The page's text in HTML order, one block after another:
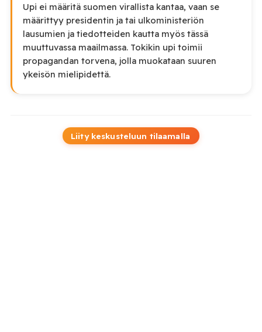
Upi ei määritä suomen virallista kantaa, vaan se
määrittyy presidentin ja tai ulkoministeriön
lausumien ja tiedotteiden kautta myös tässä
muuttuvassa maailmassa. Tokikin upi toimii
propagandan torvena, jolla muokataan suuren
ykeisön mielipidettä.
Liity keskusteluun tilaamalla